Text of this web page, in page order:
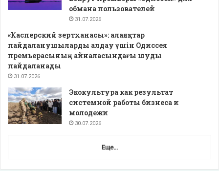
обмана пользователей
31.07.2026
«Касперский зертханасы»: алаяқтар
пайдаланушыларды алдау үшін Одиссея
премьерасының айналасындағы шуды
пайдаланады
31.07.2026
Экокультура как результат
системной работы бизнеса и
молодежи
30.07.2026
Еще...